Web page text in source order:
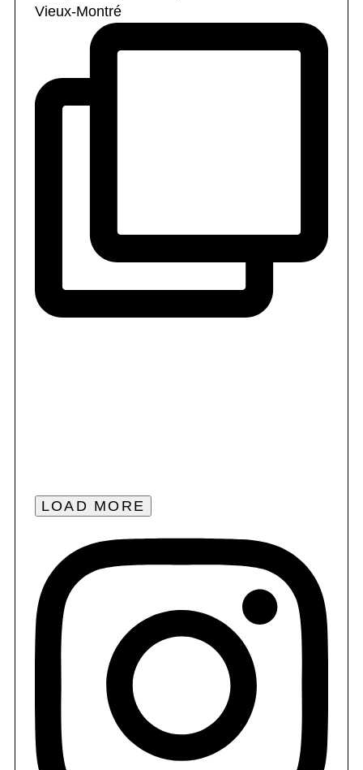
Vieux-Montré
LOAD MORE